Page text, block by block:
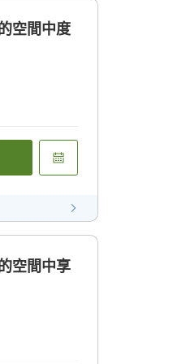
空間中度
空間中享